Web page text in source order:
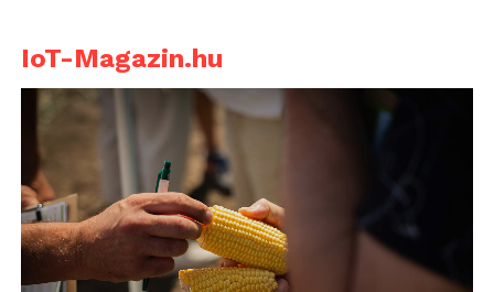
IoT-Magazin.hu